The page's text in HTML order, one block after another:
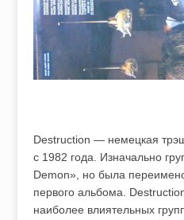
Destruction — немецкая
с 1982 года. Изначально
Demon», но была
первого альбома.
наиболее влиятельных